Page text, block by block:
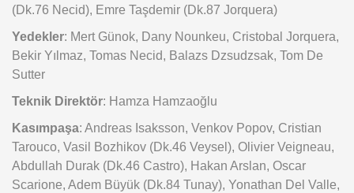
(Dk.76 Necid), Emre Taşdemir (Dk.87 Jorquera)
Yedekler: Mert Günok, Dany Nounkeu, Cristobal Jorquera,
Bekir Yılmaz, Tomas Necid, Balazs Dzsudzsak, Tom De
Sutter
Teknik Direktör: Hamza Hamzaoğlu
Kasımpaşa: Andreas Isaksson, Venkov Popov, Cristian
Tarouco, Vasil Bozhikov (Dk.46 Veysel), Olivier Veigneau,
Abdullah Durak (Dk.46 Castro), Hakan Arslan, Oscar
Scarione, Adem Büyük (Dk.84 Tunay), Yonathan Del Valle,